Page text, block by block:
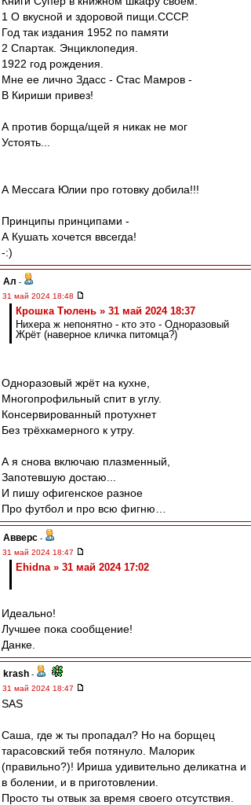
1 О вкусной и здоровой пищи.СССР.
Год так издания 1952 по памяти
2 Спартак. Энциклопедия.
1922 год рождения.
Мне ее лично Здасс - Стас Мамров -
В Кириши привез!
А против борща/щей я никак не мог
Устоять...
А Мессага Юлии про готовку добила!!!
Принципы принципами -
А Кушать хочется ввсегда!
-:)
Ал -
31 май 2024 18:48
Крошка Тюлень » 31 май 2024 18:37
Нихера ж непонятно - кто это - Одноразовый
Жрёт (наверное кличка питомца?)
Одноразовый жрёт на кухне,
Многопрофильный спит в углу.
Консервированный протухнет
Без трёхкамерного к утру.
А я снова включаю плазменный,
Запотевшую достаю...
И пишу офигенское разное
Про футбол и про всю фигню…
Авверс -
31 май 2024 18:47
Ehidna » 31 май 2024 17:02
Идеально!
Лучшее пока сообщение!
Данке.
krash -
31 май 2024 18:47
SAS
Саша, где ж ты пропадал? Но на борщец
тарасовский тебя потянуло. Малорик
(правильно?)! Ириша удивительно деликатна и
в болении, и в приготовлении.
Просто ты отвык за время своего отсутствия.